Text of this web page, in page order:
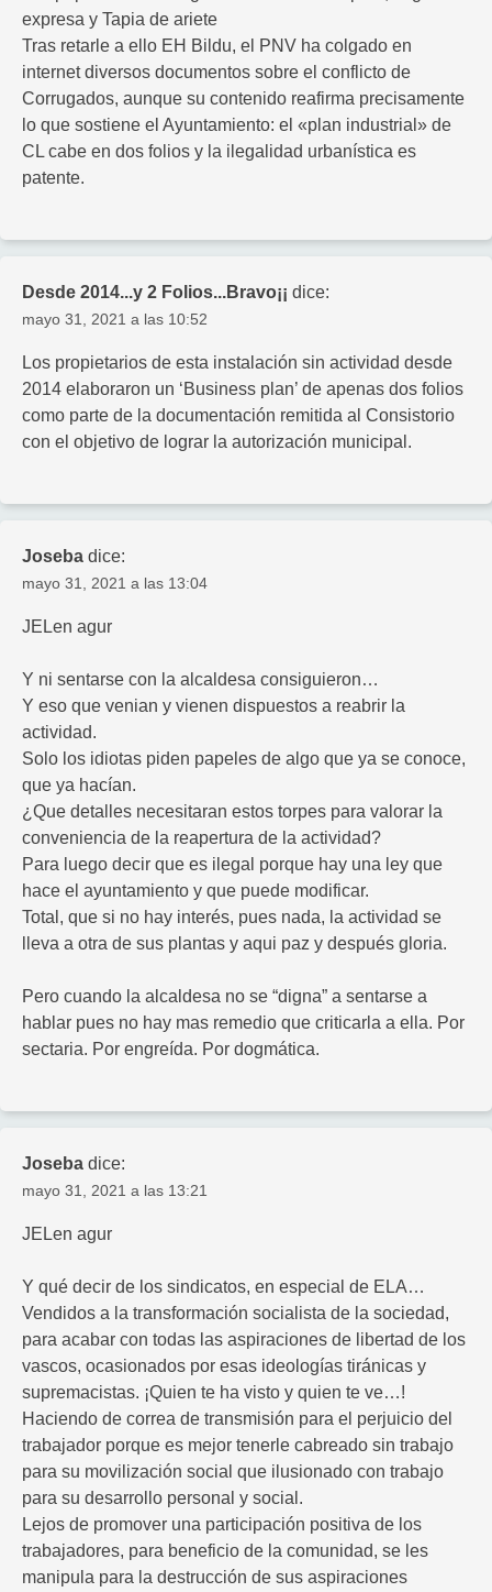
expresa y Tapia de ariete
Tras retarle a ello EH Bildu, el PNV ha colgado en
internet diversos documentos sobre el conflicto de
Corrugados, aunque su contenido reafirma precisamente
lo que sostiene el Ayuntamiento: el «plan industrial» de
CL cabe en dos folios y la ilegalidad urbanística es
patente.
Desde 2014...y 2 Folios...Bravo¡¡ dice:
mayo 31, 2021 a las 10:52
Los propietarios de esta instalación sin actividad desde
2014 elaboraron un ‘Business plan’ de apenas dos folios
como parte de la documentación remitida al Consistorio
con el objetivo de lograr la autorización municipal.
Joseba dice:
mayo 31, 2021 a las 13:04
JELen agur
Y ni sentarse con la alcaldesa consiguieron…
Y eso que venian y vienen dispuestos a reabrir la
actividad.
Solo los idiotas piden papeles de algo que ya se conoce,
que ya hacían.
¿Que detalles necesitaran estos torpes para valorar la
conveniencia de la reapertura de la actividad?
Para luego decir que es ilegal porque hay una ley que
hace el ayuntamiento y que puede modificar.
Total, que si no hay interés, pues nada, la actividad se
lleva a otra de sus plantas y aqui paz y después gloria.
Pero cuando la alcaldesa no se “digna” a sentarse a
hablar pues no hay mas remedio que criticarla a ella. Por
sectaria. Por engreída. Por dogmática.
Joseba dice:
mayo 31, 2021 a las 13:21
JELen agur
Y qué decir de los sindicatos, en especial de ELA…
Vendidos a la transformación socialista de la sociedad,
para acabar con todas las aspiraciones de libertad de los
vascos, ocasionados por esas ideologías tiránicas y
supremacistas. ¡Quien te ha visto y quien te ve…!
Haciendo de correa de transmisión para el perjuicio del
trabajador porque es mejor tenerle cabreado sin trabajo
para su movilización social que ilusionado con trabajo
para su desarrollo personal y social.
Lejos de promover una participación positiva de los
trabajadores, para beneficio de la comunidad, se les
manipula para la destrucción de sus aspiraciones